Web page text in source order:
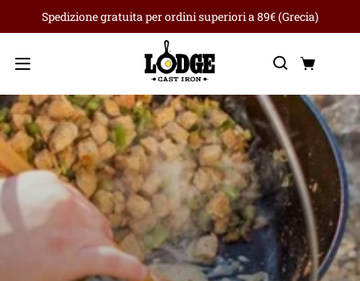
Spedizione gratuita per ordini superiori a 89€ (Grecia)
Menu
Ricerca